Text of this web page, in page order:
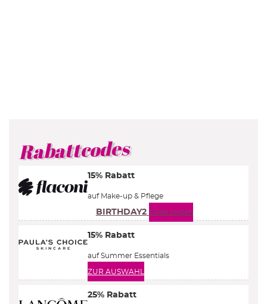
Rabattcodes
15% Rabatt
auf Make-up & Pflege
BIRTHDAY2 Code zeigen
15% Rabatt
auf Summer Essentials
ZUR AUSWAHL
25% Rabatt